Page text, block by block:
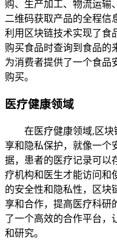
购、生产加工、物流运输
二维码获取产品的全程信
利用区块链技术实现了食
购买食品时查询到食品的
为消费者提供了一个食品
购买。
医疗健康领域
在医疗健康领域,区
享和隐私保护，就像一个
据，患者的医疗记录可以
疗机构和医生才能访问和
的安全性和隐私性，区块
享和合作，提高医疗科研
了一个高效的合作平台，
和研究。